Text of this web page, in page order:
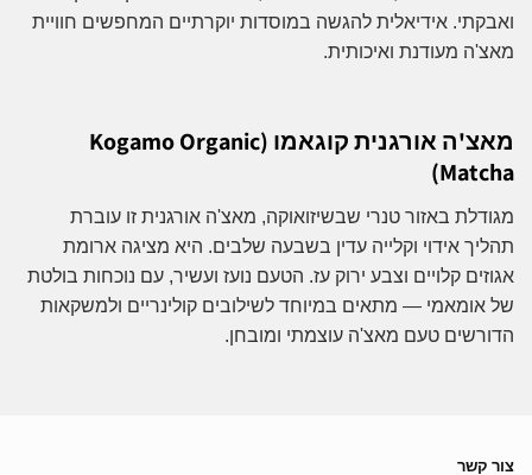
ואבקתי. אידיאלית להגשה במוסדות יוקרתיים המחפשים חוויית
מאצ'ה מעודנת ואיכותית.
מאצ'ה אורגנית קוגאמו (Kogamo Organic
Matcha)
מגודלת באזור טנרי שבשיזואוקה, מאצ'ה אורגנית זו עוברת
תהליך אידוי וקלייה עדין בשבעה שלבים. היא מציגה ארומת
אגוזים קלויים וצבע ירוק עז. הטעם נועז ועשיר, עם נוכחות בולטת
של אומאמי — מתאים במיוחד לשילובים קולינריים ולמשקאות
הדורשים טעם מאצ'ה עוצמתי ומובחן.
צור קשר